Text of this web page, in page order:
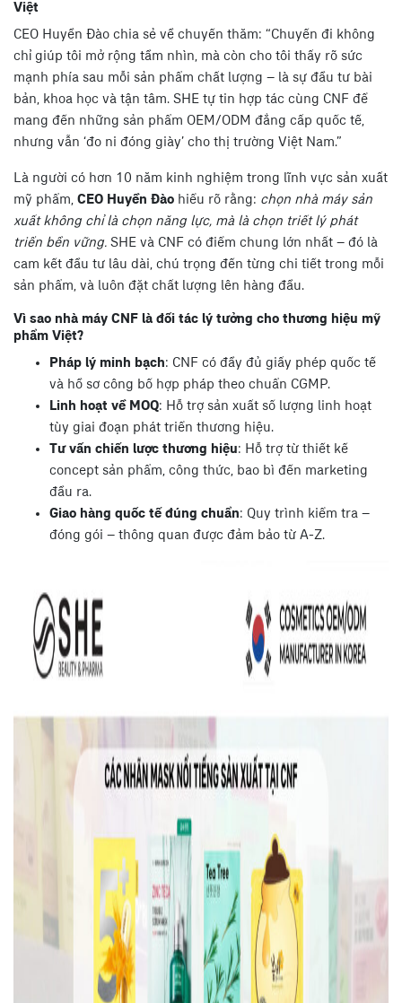
Việt
CEO Huyền Đào chia sẻ về chuyến thăm: “Chuyến đi không
chỉ giúp tôi mở rộng tầm nhìn, mà còn cho tôi thấy rõ sức
mạnh phía sau mỗi sản phẩm chất lượng – là sự đầu tư bài
bản, khoa học và tận tâm. SHE tự tin hợp tác cùng CNF để
mang đến những sản phẩm OEM/ODM đẳng cấp quốc tế,
nhưng vẫn ‘đo ni đóng giày’ cho thị trường Việt Nam.”
Là người có hơn 10 năm kinh nghiệm trong lĩnh vực sản xuất
mỹ phẩm, CEO Huyền Đào hiểu rõ rằng: chọn nhà máy sản
xuất không chỉ là chọn năng lực, mà là chọn triết lý phát
triển bền vững. SHE và CNF có điểm chung lớn nhất – đó là
cam kết đầu tư lâu dài, chú trọng đến từng chi tiết trong mỗi
sản phẩm, và luôn đặt chất lượng lên hàng đầu.
Vì sao nhà máy CNF là đối tác lý tưởng cho thương hiệu mỹ
phẩm Việt?
Pháp lý minh bạch: CNF có đầy đủ giấy phép quốc tế
và hồ sơ công bố hợp pháp theo chuẩn CGMP.
Linh hoạt về MOQ: Hỗ trợ sản xuất số lượng linh hoạt
tùy giai đoạn phát triển thương hiệu.
Tư vấn chiến lược thương hiệu: Hỗ trợ từ thiết kế
concept sản phẩm, công thức, bao bì đến marketing
đầu ra.
Giao hàng quốc tế đúng chuẩn: Quy trình kiểm tra –
đóng gói – thông quan được đảm bảo từ A-Z.